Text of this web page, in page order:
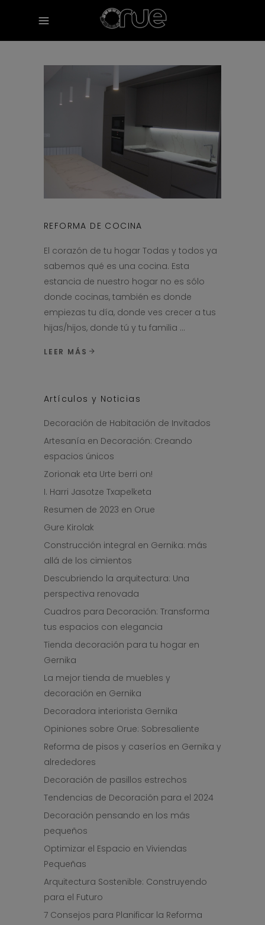
REFORMA DE COCINA
El corazón de tu hogar Todas y todos ya
sabemos qué es una cocina. Esta
estancia de nuestro hogar no es sólo
donde cocinas, también es donde
empiezas tu día, donde ves crecer a tus
hijas/hijos, donde tú y tu familia
LEER MÁS
Artículos y Noticias
Decoración de Habitación de Invitados
Artesanía en Decoración: Creando
espacios únicos
Zorionak eta Urte berri on!
I. Harri Jasotze Txapelketa
Resumen de 2023 en Orue
Gure Kirolak
Construcción integral en Gernika: más
allá de los cimientos
Descubriendo la arquitectura: Una
perspectiva renovada
Cuadros para Decoración: Transforma
tus espacios con elegancia
Tienda decoración para tu hogar en
Gernika
La mejor tienda de muebles y
decoración en Gernika
Decoradora interiorista Gernika
Opiniones sobre Orue: Sobresaliente
Reforma de pisos y caseríos en Gernika y
alrededores
Decoración de pasillos estrechos
Tendencias de Decoración para el 2024
Decoración pensando en los más
pequeños
Optimizar el Espacio en Viviendas
Pequeñas
Arquitectura Sostenible: Construyendo
para el Futuro
7 Consejos para Planificar la Reforma